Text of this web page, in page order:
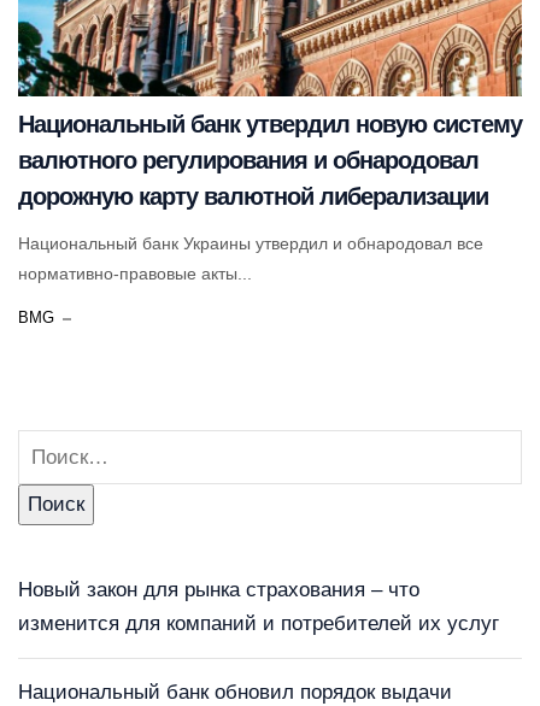
Национальный банк утвердил новую систему
валютного регулирования и обнародовал
дорожную карту валютной либерализации
Национальный банк Украины утвердил и обнародовал все
нормативно-правовые акты...
BMG
Новый закон для рынка страхования – что
изменится для компаний и потребителей их услуг
Национальный банк обновил порядок выдачи